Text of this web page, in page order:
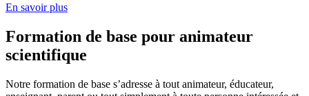
En savoir plus
Formation de base pour animateur
scientifique
Notre formation de base s’adresse à tout animateur, éducateur,